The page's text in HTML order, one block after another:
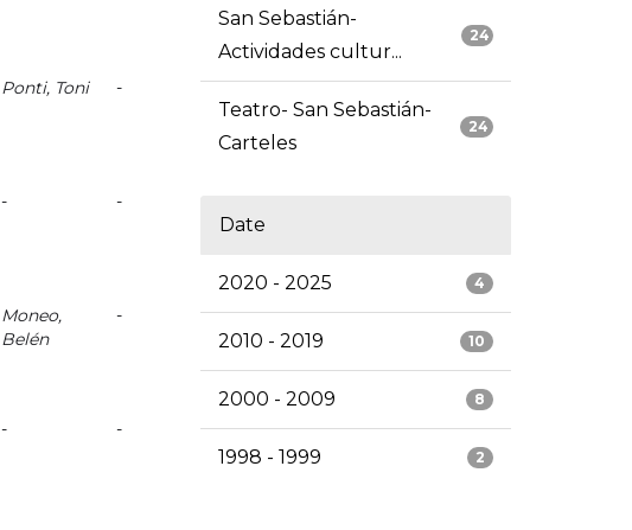
Ponti, Toni -
- -
Moneo,
Belén
-
- -
24
San Sebastián-
Actividades cultur...
24
Teatro- San Sebastián-
Carteles
Date
4
2020 - 2025
10
2010 - 2019
8
2000 - 2009
2
1998 - 1999